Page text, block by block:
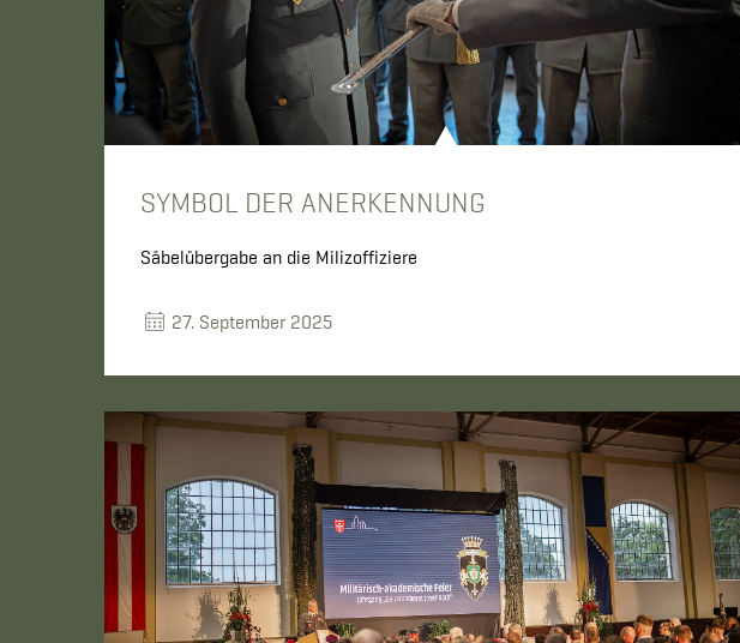
SYMBOL DER ANERKENNUNG
Säbelübergabe an die Milizoffiziere
27. September 2025